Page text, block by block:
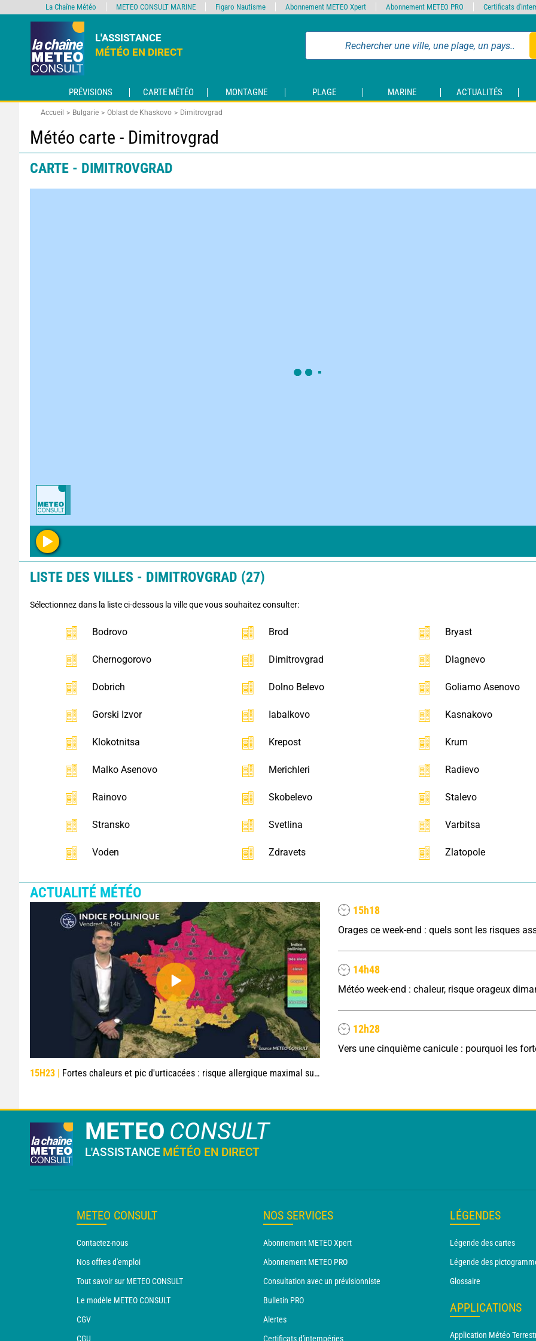
L'ASSISTANCE
MÉTÉO EN DIRECT
PRÉVISIONS CARTE MÉTÉO MONTAGNE PLAGE MARINE ACTUALITÉS
Accueil Bulgarie Oblast de Khaskovo Dimitrovgrad
Météo carte - Dimitrovgrad
CARTE - DIMITROVGRAD
LISTE DES VILLES - DIMITROVGRAD (27)
Sélectionnez dans la liste ci-dessous la ville que vous souhaitez consulter:
Bodrovo Brod Bryast
Chernogorovo Dimitrovgrad Dlagnevo
Dobrich Dolno Belevo Goliamo Asenovo
Gorski Izvor Iabalkovo Kasnakovo
Klokotnitsa Krepost Krum
Malko Asenovo Merichleri Radievo
Rainovo Skobelevo Stalevo
Stransko Svetlina Varbitsa
Voden Zdravets Zlatopole
ACTUALITÉ MÉTÉO
15H23 | Fortes chaleurs et pic d'urticacées : risque allergique maximal sur la moitié nord ce vendredi
15h18
Orages ce week-end : quels sont les risques
14h48
Météo week-end : chaleur, risque orageux
12h28
METEO CONSULT
L'ASSISTANCE MÉTÉO EN DIRECT
METEO CONSULT
Contactez-nous
Nos offres d'emploi
Tout savoir sur METEO CONSULT
Le modèle METEO CONSULT
CGV
CGU
NOS SERVICES
Abonnement METEO Xpert
Abonnement METEO PRO
Consultation avec un prévisionniste
Bulletin PRO
Alertes
Certificats d'intempéries
LÉGENDES
Légende des cartes
Légende des
Glossaire
APPLICATIONS
Application Météo
La Chaîne Météo METEO CONSULT MARINE Figaro Nautisme Abonnement METEO Xpert Abonnement METEO PRO Certificats